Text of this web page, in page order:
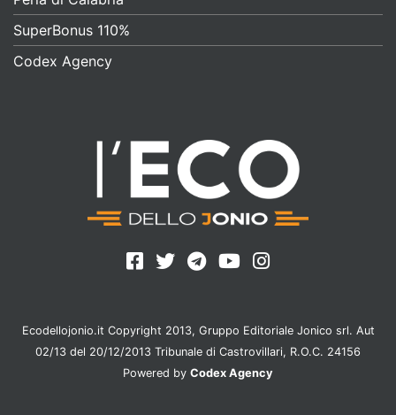
SuperBonus 110%
Codex Agency
Ecodellojonio.it Copyright 2013, Gruppo Editoriale Jonico srl. Aut
02/13 del 20/12/2013 Tribunale di Castrovillari, R.O.C. 24156
Powered by Codex Agency